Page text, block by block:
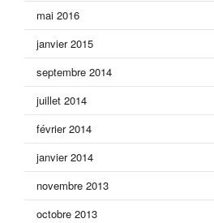
mai 2016
janvier 2015
septembre 2014
juillet 2014
février 2014
janvier 2014
novembre 2013
octobre 2013